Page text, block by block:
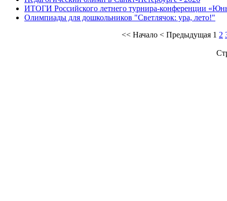
ИТОГИ Российского летнего турнира-конференции
Олимпиады для дошкольников "Светлячок: ура, лето!"
<< Начало < Предыдущая 1 2